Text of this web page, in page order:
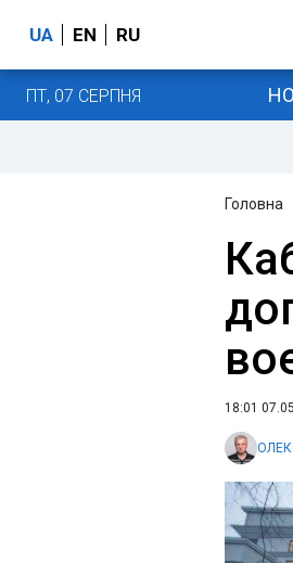
UA EN RU
ПТ, 07 СЕРПНЯ
Головна
18:01